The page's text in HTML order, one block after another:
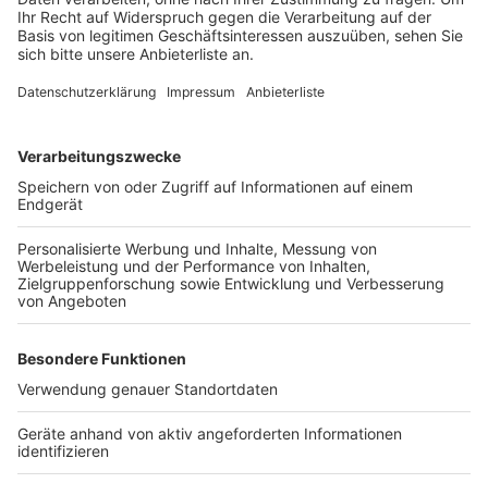
auf dem Gut Lärchenhof in Pulheim ausgetragen
werden könnten.
Insgesamt waren in Pulheim knapp 45.000 Menschen
müssen mindestens 6.717 Stimmen mit Ja abgegeben
werden.
Weitere Themen von Rhein und Erft
Weiter keine Klarheit über neue Gesamtschule in
Bergheim
Schüler bauen Lego-Rampen für Rollstuhlfahrer